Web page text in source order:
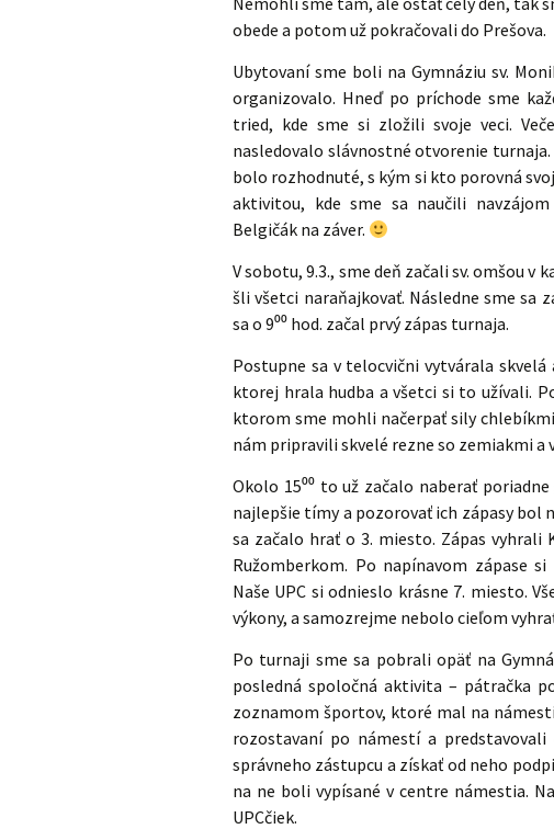
obede a potom už pokračovali do Prešova.
Ubytovaní sme boli na Gymnáziu sv.
organizovalo. Hneď po príchode sme
tried, kde sme si zložili svoje veci.
nasledovalo slávnostné otvorenie
bolo rozhodnuté, s kým si kto porovná
aktivitou, kde sme sa naučili
Belgičák na záver.
V sobotu, 9.3., sme deň začali sv. omšou v
šli všetci naraňajkovať. Následne sme sa
sa o 9⁰⁰ hod. začal prvý zápas turnaja.
Postupne sa v telocvični vytvárala
ktorej hrala hudba a všetci si to užívali.
ktorom sme mohli načerpať sily
nám pripravili skvelé rezne so zemiakmi a
Okolo 15⁰⁰ to už začalo naberať
najlepšie tímy a pozorovať ich zápasy bol
sa začalo hrať o 3. miesto. Zápas
Ružomberkom. Po napínavom zápase
Naše UPC si odnieslo krásne 7. miesto.
výkony, a samozrejme nebolo cieľom
Po turnaji sme sa pobrali opäť na
posledná spoločná aktivita – pátračka
zoznamom športov, ktoré mal na
rozostavaní po námestí a
správneho zástupcu a získať od neho
na ne boli vypísané v centre námestia.
UPCčiek.